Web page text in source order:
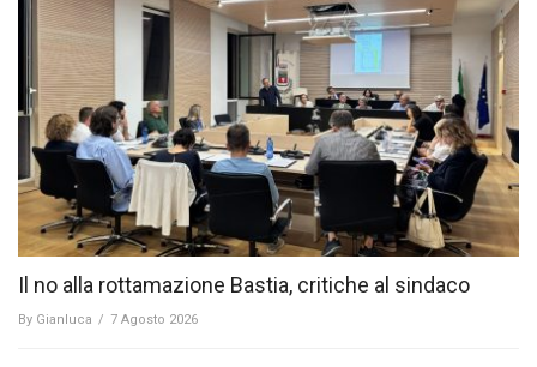
Il no alla rottamazione Bastia, critiche al sindaco
By Gianluca / 7 Agosto 2026